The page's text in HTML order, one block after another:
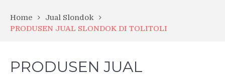
Home
Jual Slondok
PRODUSEN JUAL SLONDOK DI TOLITOLI
PRODUSEN JUAL